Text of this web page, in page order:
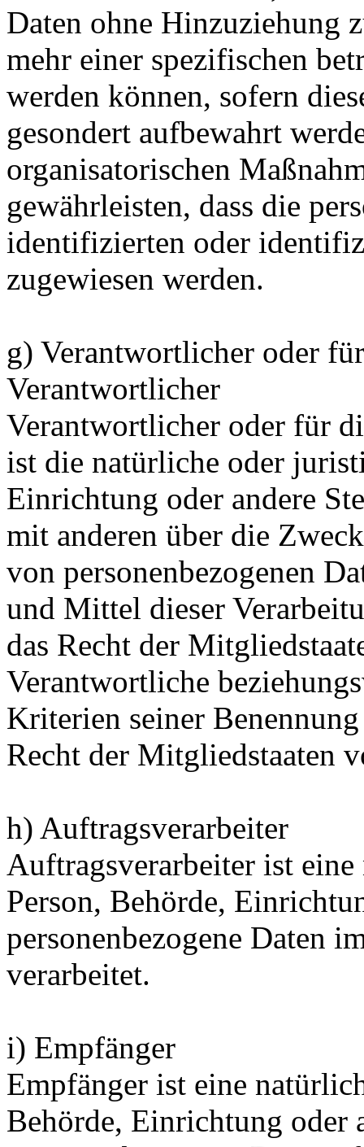
Daten ohne Hinzuziehung
mehr einer spezifischen
werden können, sofern
gesondert aufbewahrt
organisatorischen
gewährleisten, dass die
identifizierten oder
zugewiesen werden.
g) Verantwortlicher oder
Verantwortlicher
Verantwortlicher oder für
ist die natürliche oder
Einrichtung oder andere
mit anderen über die
von personenbezogenen
und Mittel dieser
das Recht der
Verantwortliche
Kriterien seiner
Recht der Mitgliedstaaten
h) Auftragsverarbeiter
Auftragsverarbeiter ist
Person, Behörde,
personenbezogene Daten
verarbeitet.
i) Empfänger
Empfänger ist eine
Behörde, Einrichtung oder